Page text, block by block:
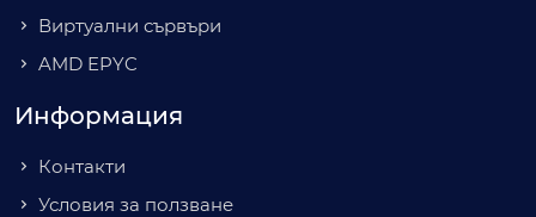
Виртуални сървъри
AMD EPYC
Информация
Контакти
Условия за ползване